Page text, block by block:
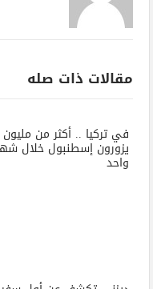
مقالات ذات صله
في تركيا .. أكثر من
يزورون إسطنبول خلال
واحد